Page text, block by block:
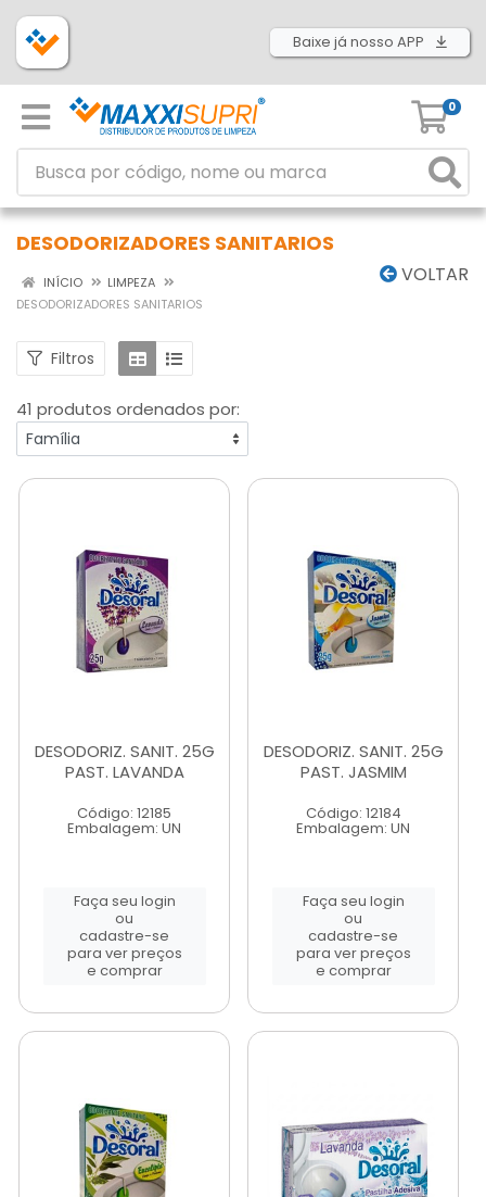
Baixe já nosso APP
0
DESODORIZADORES SANITARIOS
VOLTAR
INÍCIO
LIMPEZA
DESODORIZADORES SANITARIOS
Filtros
41 produtos ordenados por:
DESODORIZ. SANIT. 25G
PAST. LAVANDA
Código: 12185
Embalagem: UN
Faça seu login
ou
cadastre-se
para ver preços
e comprar
DESODORIZ. SANIT. 25G
PAST. JASMIM
Código: 12184
Embalagem: UN
Faça seu login
ou
cadastre-se
para ver preços
e comprar